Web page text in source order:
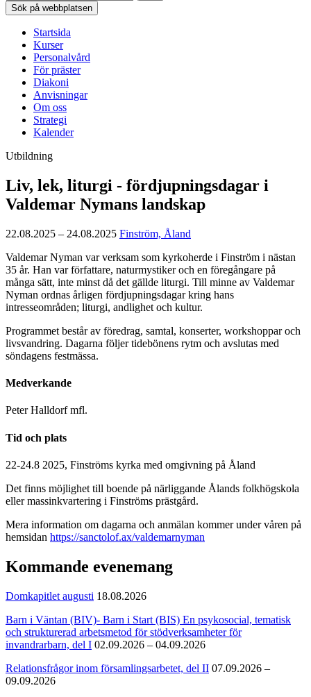
Sök på webbplatsen
Startsida
Kurser
Personalvård
För präster
Diakoni
Anvisningar
Om oss
Strategi
Kalender
Utbildning
Liv, lek, liturgi - fördjupningsdagar i
Valdemar Nymans landskap
22.08.2025 – 24.08.2025 Finström, Åland
Valdemar Nyman var verksam som kyrkoherde i Finström i nästan
35 år. Han var författare, naturmystiker och en föregångare på
många sätt, inte minst då det gällde liturgi. Till minne av Valdemar
Nyman ordnas årligen fördjupningsdagar kring hans
intresseområden; liturgi, andlighet och kultur.
Programmet består av föredrag, samtal, konserter, workshoppar och
livsvandring. Dagarna följer tidebönens rytm och avslutas med
söndagens festmässa.
Medverkande
Peter Halldorf mfl.
Tid och plats
22-24.8 2025, Finströms kyrka med omgivning på Åland
Det finns möjlighet till boende på närliggande Ålands folkhögskola
eller massinkvartering i Finströms prästgård.
Mera information om dagarna och anmälan kommer under våren på
hemsidan https://sanctolof.ax/valdemarnyman
Kommande evenemang
Domkapitlet augusti 18.08.2026
Barn i Väntan (BIV)- Barn i Start (BIS) En psykosocial, tematisk
och strukturerad arbetsmetod för stödverksamheter för
invandrarbarn, del I 02.09.2026 – 04.09.2026
Relationsfrågor inom församlingsarbetet, del II 07.09.2026 –
09.09.2026